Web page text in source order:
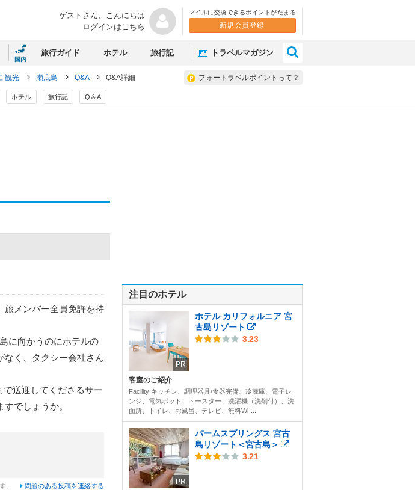
ゲストさん、 こんにちは
ログインはこちら
マイルに交換できるポイントがたまる
新規会員登録
国内
旅行ガイド ホテル 旅行記 トラベルマガジン
フォートラベルポイントって？
観光 瀬底島 Q&A Q&A詳細
ホテル 旅行記 Q＆A
旅メンバー全員免許を持
に向かうのにホテルの
なく、タクシー会社さん
送迎してくださるサー
でしょうか。
。 問題のある投稿を連絡する
注目のホテル
PR
ホテル カリフォルニア 宮
古島リゾート
3.23
客室のご紹介
Facility キッチン、調理器具/食器完備、冷蔵庫、電子レ
ンジ、電気ポット、トースター、洗濯機（洗剤付）、洗
面所、トイレ、お風呂、テレビ、無料Wi-...
PR
パームスプリングス 宮古
島リゾート＜宮古島＞
3.21